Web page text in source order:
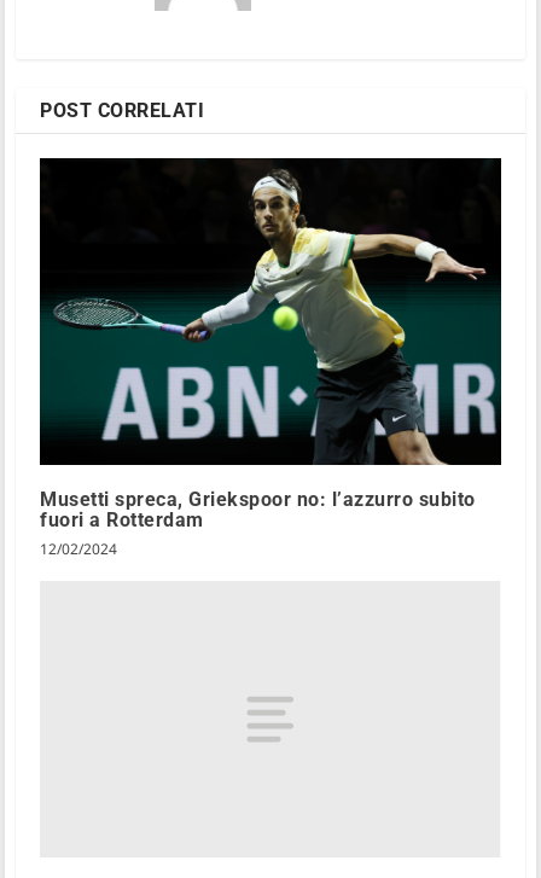
POST CORRELATI
Musetti spreca, Griekspoor no: l’azzurro subito
fuori a Rotterdam
12/02/2024